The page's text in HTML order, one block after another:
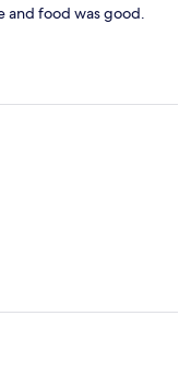
and food was good.